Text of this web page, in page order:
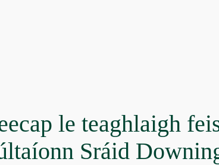
le teaghlaigh
Sráid